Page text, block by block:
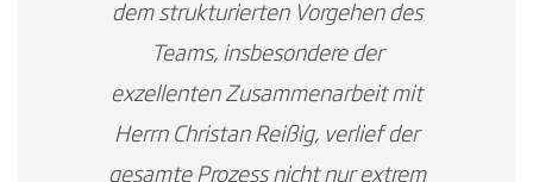
dem strukturierten Vorgehen des
Teams, insbesondere der
exzellenten Zusammenarbeit mit
Herrn Christan Reißig, verlief der
gesamte Prozess nicht nur extrem